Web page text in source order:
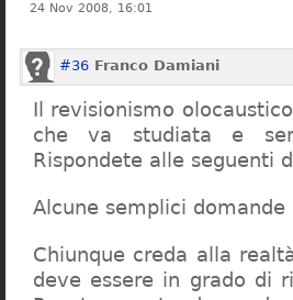
24 Nov 2008, 16:01
#36 Franco Damiani
Il revisionismo
che va studiata e
Rispondete alle seguenti
Alcune semplici
Chiunque creda alla
deve essere in grado di